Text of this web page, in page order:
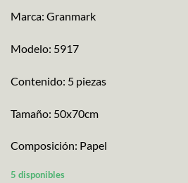
Marca: Granmark
Modelo: 5917
Contenido: 5 piezas
Tamaño: 50x70cm
Composición: Papel
5 disponibles